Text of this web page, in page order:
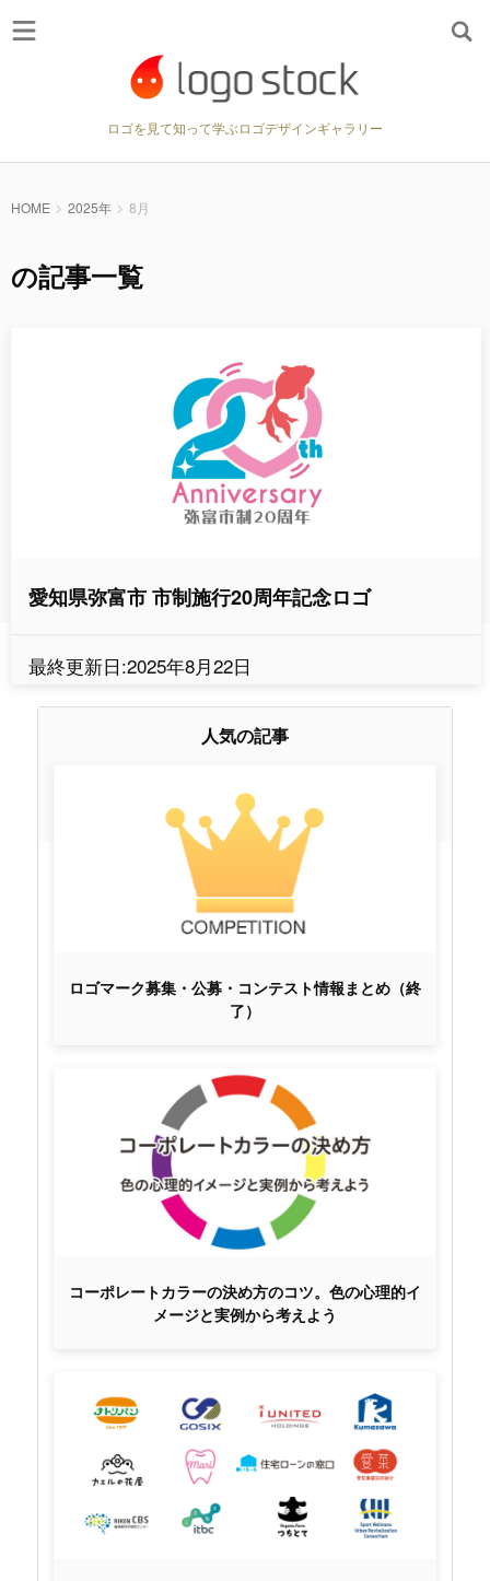
ロゴを見て知って学ぶロゴデザインギャラリー
HOME 2025年 8月
の記事一覧
愛知県弥富市 市制施行20周年記念ロゴ
最終更新日:2025年8月22日
人気の記事
ロゴマーク募集・公募・コンテスト情報まとめ（終
了）
コーポレートカラーの決め方のコツ。色の心理的イ
メージと実例から考えよう